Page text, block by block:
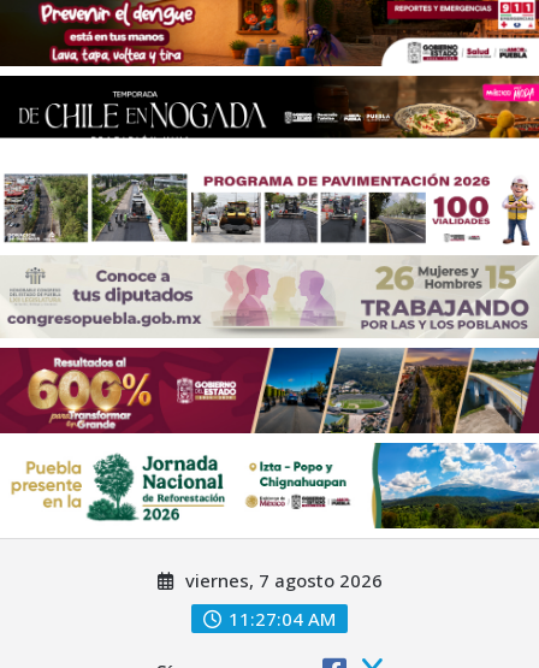
viernes, 7 agosto 2026
11:27:06 AM